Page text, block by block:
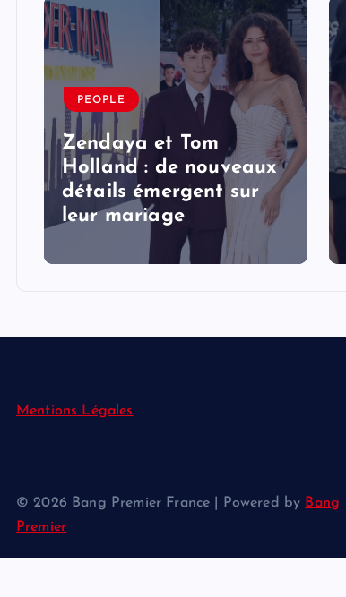
PEOPLE
Zendaya et Tom
Holland : de nouveaux
détails émergent sur
leur mariage
Mentions Légales
© 2026 Bang Premier France | Powered by Bang
Premier